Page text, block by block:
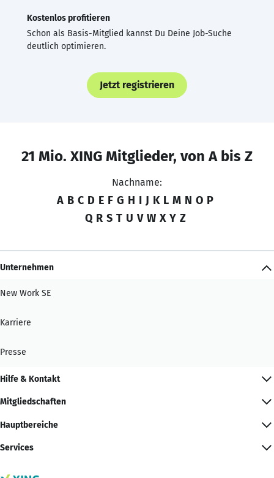
Kostenlos profitieren
Schon als Basis-Mitglied kannst Du Deine Job-Suche
deutlich optimieren.
Jetzt registrieren
21 Mio. XING Mitglieder, von A bis Z
Nachname:
A B C D E F G H I J K L M N O P
Q R S T U V W X Y Z
Unternehmen
New Work SE
Karriere
Presse
Hilfe & Kontakt
Mitgliedschaften
Hauptbereiche
Services